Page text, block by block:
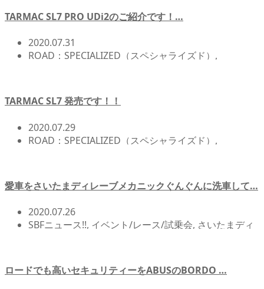
TARMAC SL7 PRO UDi2のご紹介です！…
2020.07.31
ROAD：SPECIALIZED（スペシャライズド） ,
TARMAC SL7 発売です！！
2020.07.29
ROAD：SPECIALIZED（スペシャライズド） ,
愛車をさいたまディレーブメカニックぐんぐんに洗車して…
2020.07.26
SBFニュース!!, イベント/レース/試乗会, さいたまディ
リング,自転車カスタム/チューンナップ,自転車講習会
ロードでも高いセキュリティーをABUSのBORDO …